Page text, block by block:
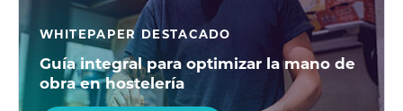
WHITEPAPER DESTACADO
Guía integral para optimizar la mano de
obra en hostelería